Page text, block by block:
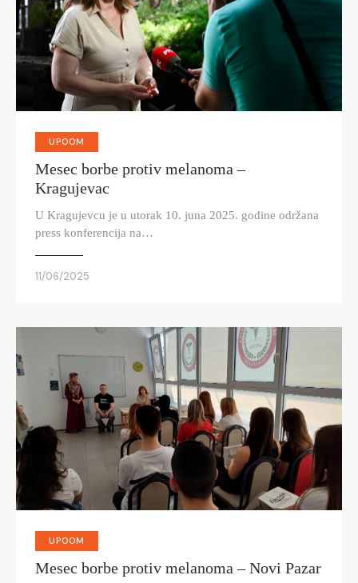
UPOOM
Mesec borbe protiv melanoma –
Kragujevac
U Kragujevcu je u utorak 10. juna 2025. godine održana
press konferencija na…
11/06/2025
UPOOM
Mesec borbe protiv melanoma – Novi Pazar